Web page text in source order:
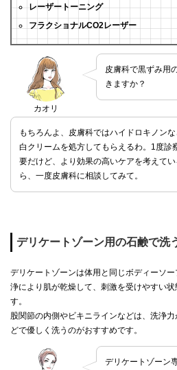
レーザートーニング
フラクショナルCO2レーザー
カオリ
皮膚科で黒ずみ用
きますか？
もちろんよ、皮膚科ではハイドロキノン
白クリームを処方してもらえるわ。1度診
要だけど、より効果の高いケアを考えてい
ら、一度皮膚科に相談してみて。
デリケートゾーン用の石鹸で洗
デリケートゾーンは体用と同じボディーソ
浄により肌が乾燥して、刺激を受けやすい
す。
股関節の内側やビキニラインなどは、洗浄
どで優しく洗うのがおすすめです。
デリケートゾーン